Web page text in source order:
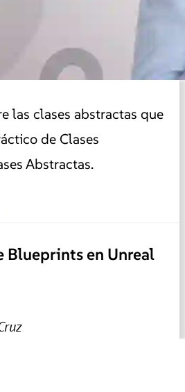
las clases abstractas que
de Clases
Abstractas.
Blueprints en Unreal